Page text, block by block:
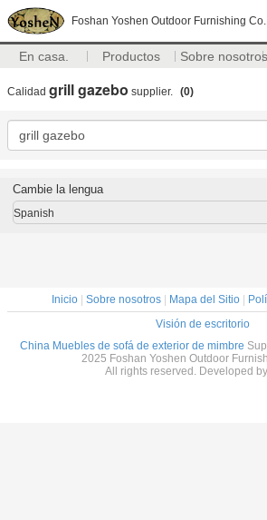
Foshan Yoshen Outdoor Furnishing
En casa. Productos Sobre nosotros
Calidad grill gazebo supplier. (0)
Cambie la lengua
Spanish
Inicio Sobre nosotros Mapa del Sitio
Visión de escritorio
China Muebles de sofá de exterior de mimbre
2025 Foshan Yoshen Outdoor
All rights reserved. Developed by